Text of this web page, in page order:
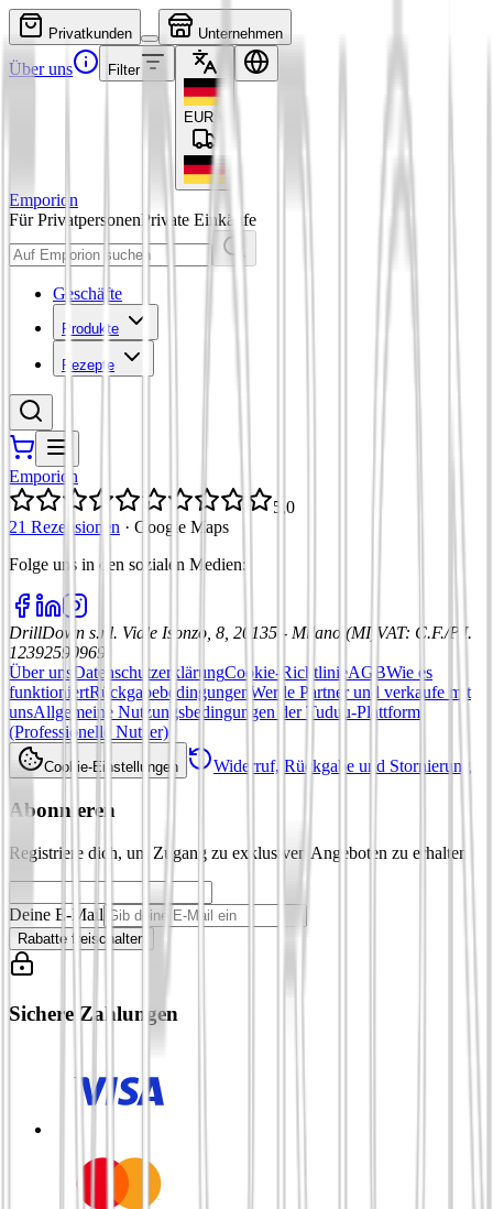
Privatkunden Unternehmen
Über uns Filter
EUR
Emporion
Für PrivatpersonenPrivate Einkäufe
Geschäfte
Produkte
Rezepte
Emporion
5,0
21 Rezensionen · Google Maps
Folge uns in den sozialen Medien:
DrillDown s.r.l. Viale Isonzo, 8, 20135 - Milano (MI) VAT: C.F./P.I.
12392590969
Über uns DatenschutzerklärungCookie-RichtlinieAGBWie es
funktioniertRückgabebedingungen Werde Partner und verkaufe mit
unsAllgemeine Nutzungsbedingungen der Tuduu-Plattform
(Professionelle Nutzer)
Cookie-Einstellungen Widerruf, Rückgabe und Stornierung
Abonnieren
Registriere dich, um Zugang zu exklusiven Angeboten zu erhalten
Deine E-Mail
Rabatte freischalten
Sichere Zahlungen